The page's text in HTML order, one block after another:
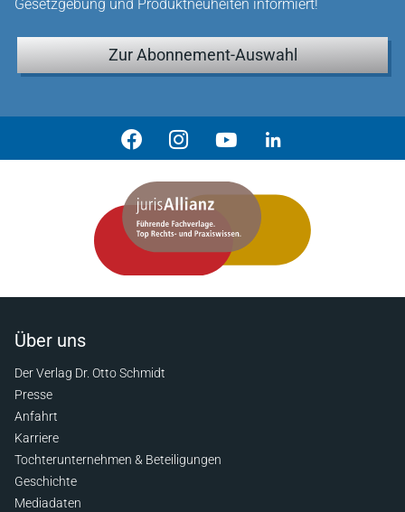
Gesetzgebung und Produktneuheiten informiert!
Zur Abonnement-Auswahl
Über uns
Der Verlag Dr. Otto Schmidt
Presse
Anfahrt
Karriere
Tochterunternehmen & Beteiligungen
Geschichte
Mediadaten